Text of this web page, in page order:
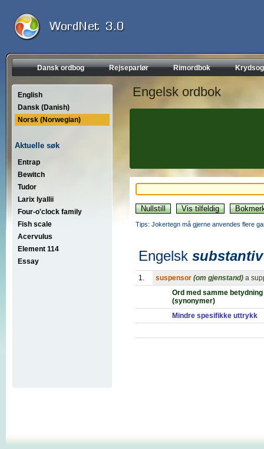
Dansk ordbog Rejseparlør Rimordbok
English
Dansk (Danish)
Norsk (Norwegian)
Aktuelle søk
Entrap
Bewitch
Tudor
Larix lyallii
Four-o'clock family
Fish scale
Acervulus
Element 114
Essay
Engelsk ordbok
Tips: Jokertegn må gjerne anvendes flere
Engelsk substantiv
1. suspensor (om gjenstand) a
Ord med samme betydning
(synonymer)
Mindre spesifikke uttrykk